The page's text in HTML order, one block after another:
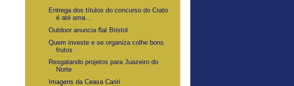
Entrega dos títulos do concurso do Crato
é até ama...
Outdoor anuncia flat Bristol
Quem investe e se organiza colhe bons
frutos
Resgatando projetos para Juazeiro do
Norte
Imagens da Ceasa Cariri